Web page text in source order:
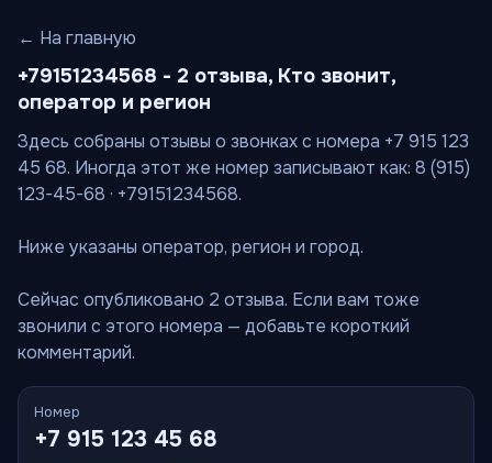
← На главную
+79151234568 - 2 отзыва, Кто звонит,
оператор и регион
Здесь собраны отзывы о звонках с номера +7 915 123
45 68. Иногда этот же номер записывают как: 8 (915)
123-45-68 · +79151234568.
Ниже указаны оператор, регион и город.
Сейчас опубликовано 2 отзыва. Если вам тоже
звонили с этого номера — добавьте короткий
комментарий.
Номер
+7 915 123 45 68